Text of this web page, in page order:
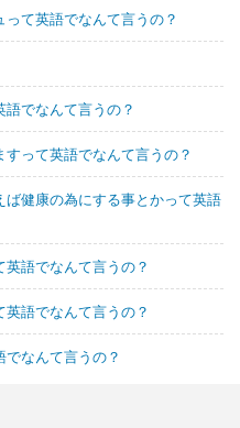
て英語でなんて言うの？
でなんて言うの？
って英語でなんて言うの？
健康の為にする事とかって英語
語でなんて言うの？
語でなんて言うの？
なんて言うの？